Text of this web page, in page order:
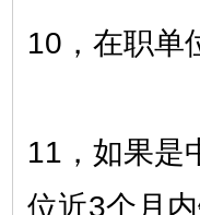
10，在职单
11，如果是
位近3个月